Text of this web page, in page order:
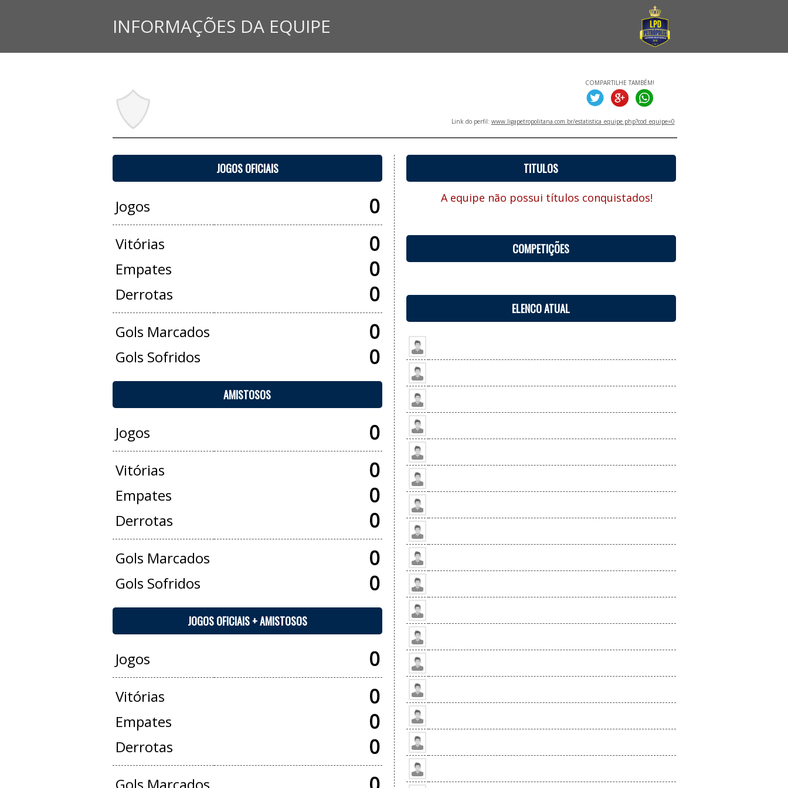
INFORMAÇÕES DA EQUIPE
COMPARTILHE TAMBÉM!
Link do perfil: www.ligapetropolitana.com.br/estatistica_equipe.php?cod_equipe=0
JOGOS OFICIAIS
Jogos 0
Vitórias 0
Empates 0
Derrotas 0
Gols Marcados 0
Gols Sofridos 0
AMISTOSOS
Jogos 0
Vitórias 0
Empates 0
Derrotas 0
Gols Marcados 0
Gols Sofridos 0
JOGOS OFICIAIS + AMISTOSOS
Jogos 0
Vitórias 0
Empates 0
Derrotas 0
TITULOS
A equipe não possui títulos conquistados!
COMPETIÇÕES
ELENCO ATUAL